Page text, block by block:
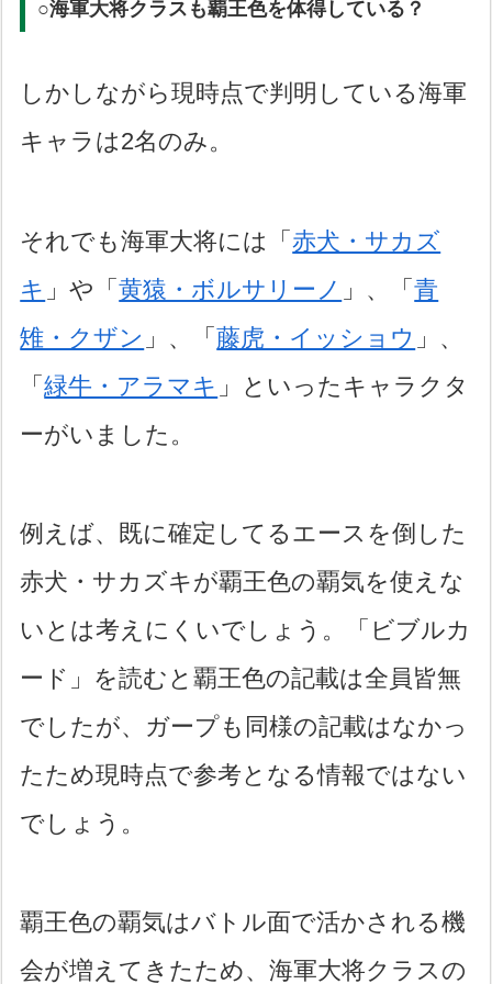
○海軍大将クラスも覇王色を体得している？
しかしながら現時点で判明している海軍
キャラは2名のみ。
それでも海軍大将には「赤犬・サカズ
キ 」や「黄猿・ボルサリーノ 」、「青
雉・クザン 」、「藤虎・イッショウ 」、
「緑牛・アラマキ 」といったキャラクタ
ーがいました。
例えば、既に確定してるエースを倒した
赤犬・サカズキが覇王色の覇気を使えな
いとは考えにくいでしょう。「ビブルカ
ード」を読むと覇王色の記載は全員皆無
でしたが、ガープも同様の記載はなかっ
たため現時点で参考となる情報ではない
でしょう。
覇王色の覇気はバトル面で活かされる機
会が増えてきたため、海軍大将クラスの